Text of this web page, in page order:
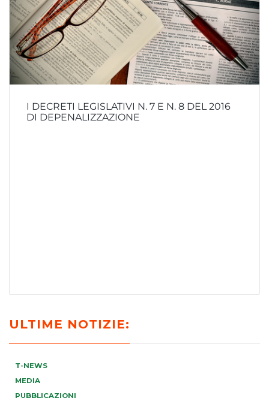
I DECRETI LEGISLATIVI N. 7 E N. 8 DEL 2016
DI DEPENALIZZAZIONE
ULTIME NOTIZIE:
T-NEWS
MEDIA
PUBBLICAZIONI